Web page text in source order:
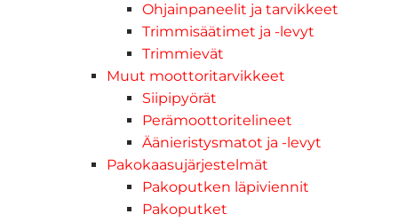
Ohjainpaneelit ja tarvikkeet
Trimmisäätimet ja -levyt
Trimmievät
Muut moottoritarvikkeet
Siipipyörät
Perämoottoritelineet
Äänieristysmatot ja -levyt
Pakokaasujärjestelmät
Pakoputken läpiviennit
Pakoputket